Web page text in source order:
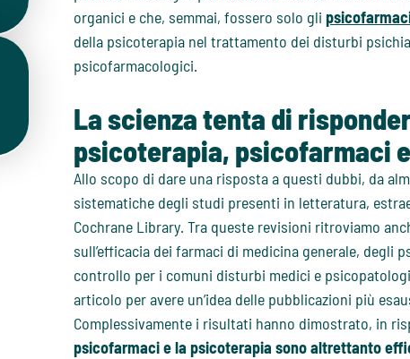
organici e che, semmai, fossero solo gli
della psicoterapia nel trattamento dei disturbi
psicofarmacologici.
La scienza tenta di
psicoterapia, psicofarmaci
Allo scopo di dare una risposta a questi dubbi, da
sistematiche degli studi presenti in letteratura,
Cochrane Library. Tra queste revisioni ritroviamo
sull’efficacia dei farmaci di medicina generale,
controllo per i comuni disturbi medici e
articolo per avere un’idea delle pubblicazioni più
Complessivamente i risultati hanno dimostrato, in
psicofarmaci e la psicoterapia sono altrettanto